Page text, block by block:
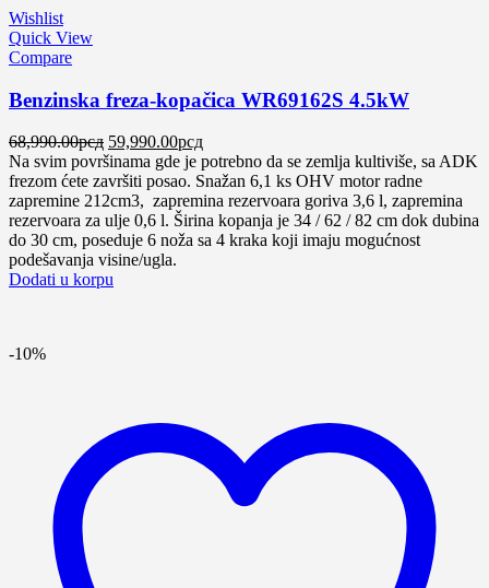
Wishlist
Quick View
Compare
Benzinska freza-kopačica WR69162S 4.5kW
68,990.00рсд Оригинална
цена
је
била:
68,990.00рсд.
59,990.00рсдТренутна
цена
је:
59,990.00рсд.
Na svim površinama gde je potrebno da se zemlja kultiviše, sa ADK
frezom ćete završiti posao. Snažan 6,1 ks OHV motor radne
zapremine 212cm3, zapremina rezervoara goriva 3,6 l, zapremina
rezervoara za ulje 0,6 l. Širina kopanja je 34 / 62 / 82 cm dok dubina
do 30 cm, poseduje 6 noža sa 4 kraka koji imaju mogućnost
podešavanja visine/ugla.
Dodati u korpu
-10%